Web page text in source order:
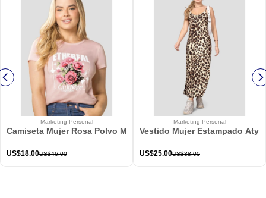
Marketing Personal
Camiseta Mujer Rosa Polvo Mp 114226
US$46.00
US$18.00
Marketing Personal
Vestido Mujer Estampado
US$38.00
US$25.00